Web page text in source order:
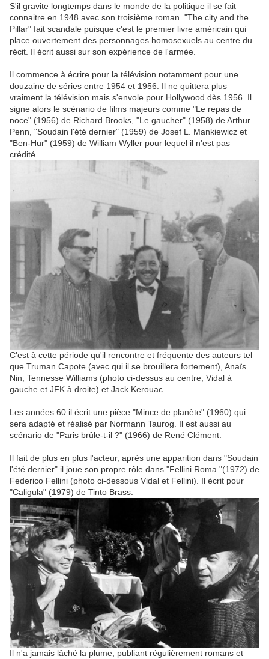
S'il gravite longtemps dans le monde de la politique il se fait
connaitre en 1948 avec son troisième roman. "The city and the
Pillar" fait scandale puisque c'est le premier livre américain qui
place ouvertement des personnages homosexuels au centre du
récit. Il écrit aussi sur son expérience de l'armée.
Il commence à écrire pour la télévision notamment pour une
douzaine de séries entre 1954 et 1956. Il ne quittera plus
vraiment la télévision mais s'envole pour Hollywood dès 1956. Il
signe alors le scénario de films majeurs comme "Le repas de
noce" (1956) de Richard Brooks, "Le gaucher" (1958) de Arthur
Penn, "Soudain l'été dernier" (1959) de Josef L. Mankiewicz et
"Ben-Hur" (1959) de William Wyller pour lequel il n'est pas
crédité.
C'est à cette période qu'il rencontre et fréquente des auteurs tel
que Truman Capote (avec qui il se brouillera fortement), Anaïs
Nin, Tennesse Williams (photo ci-dessus au centre, Vidal à
gauche et JFK à droite) et Jack Kerouac.
Les années 60 il écrit une pièce "Mince de planète" (1960) qui
sera adapté et réalisé par Normann Taurog. Il est aussi au
scénario de "Paris brûle-t-il ?" (1966) de René Clément.
Il fait de plus en plus l'acteur, après une apparition dans "Soudain
l'été dernier" il joue son propre rôle dans "Fellini Roma "(1972) de
Federico Fellini (photo ci-dessous Vidal et Fellini). Il écrit pour
"Caligula" (1979) de Tinto Brass.
Il n'a jamais lâché la plume, publiant régulièrement romans et